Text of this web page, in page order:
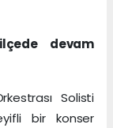
devam
Solisti
bir konser